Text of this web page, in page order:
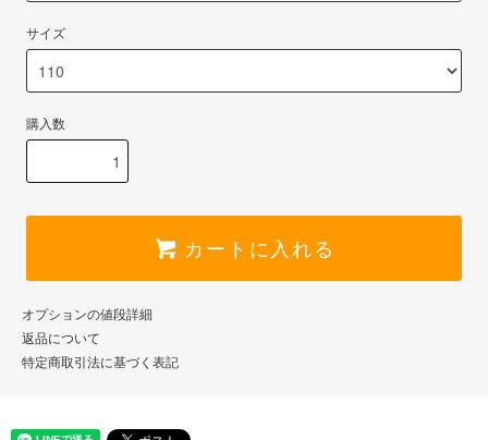
サイズ
購入数
カートに入れる
オプションの値段詳細
返品について
特定商取引法に基づく表記